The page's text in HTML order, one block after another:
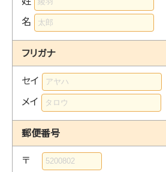
名
フリガナ
セイ
メイ
郵便番号
〒